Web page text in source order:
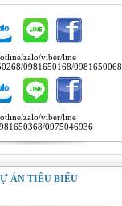
zalo/viber/line
0981650168/0981650068
zalo/viber/line
0975046936
ÁN TIÊU BIỂU